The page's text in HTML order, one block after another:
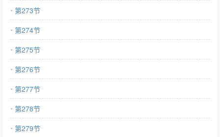
第273节
第274节
第275节
第276节
第277节
第278节
第279节